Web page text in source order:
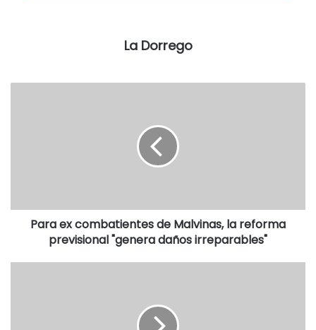
Consideraron que “la incorporación de nomencladores
villa balnearia”.
La Dorrego
Para ex combatientes de Malvinas, la reforma
previsional "genera daños irreparables"